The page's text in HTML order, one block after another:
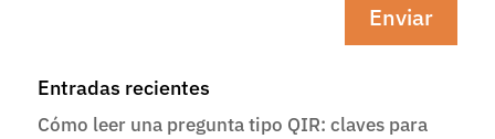
Enviar
Entradas recientes
Cómo leer una pregunta tipo QIR: claves para